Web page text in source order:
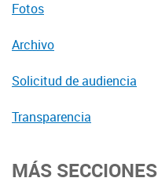
Fotos
Archivo
Solicitud de audiencia
Transparencia
MÁS SECCIONES